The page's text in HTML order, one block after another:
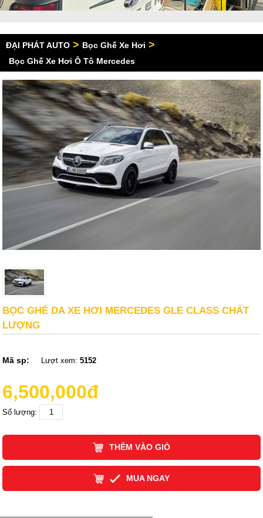
ĐẠI PHÁT AUTO > Bọc Ghế Xe Hơi >
Bọc Ghế Xe Hơi Ô Tô Mercedes
BỌC GHẾ DA XE HƠI MERCEDES GLE CLASS CHẤT
LƯỢNG
Mã sp: Lượt xem:5152
6,500,000đ
Số lượng:
THÊM VÀO GIỎ
MUA NGAY